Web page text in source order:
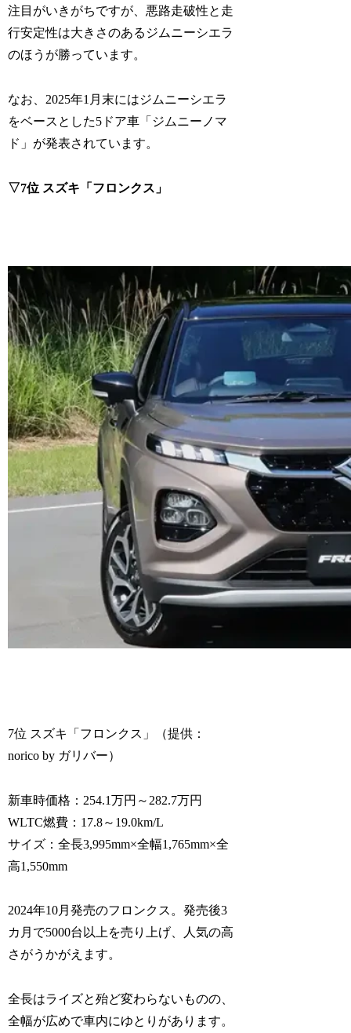
注目がいきがちですが、悪路走破性と走
行安定性は大きさのあるジムニーシエラ
のほうが勝っています。
なお、2025年1月末にはジムニーシエラ
をベースとした5ドア車「ジムニーノマ
ド」が発表されています。
▽7位 スズキ「フロンクス」
7位 スズキ「フロンクス」（提供：
norico by ガリバー）
新車時価格：254.1万円～282.7万円
WLTC燃費：17.8～19.0km/L
サイズ：全長3,995mm×全幅1,765mm×全
高1,550mm
2024年10月発売のフロンクス。発売後3
カ月で5000台以上を売り上げ、人気の高
さがうかがえます。
全長はライズと殆ど変わらないものの、
全幅が広めで車内にゆとりがあります。